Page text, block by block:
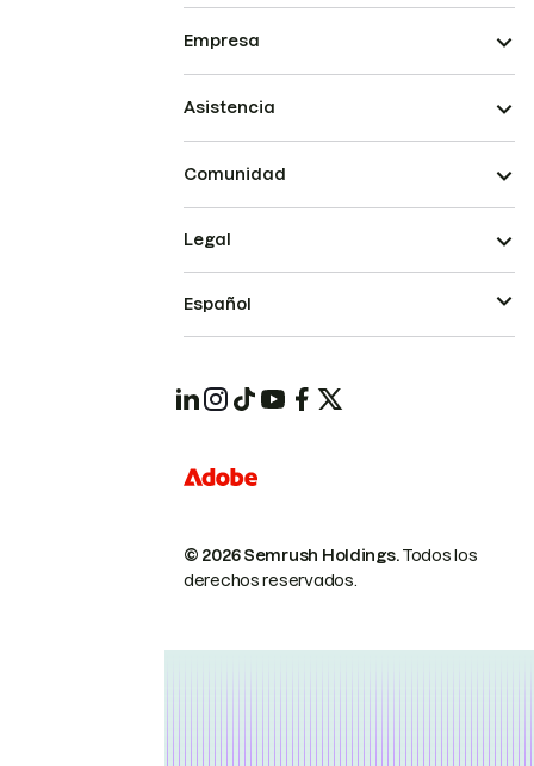
Empresa
Asistencia
Comunidad
© 2026 Semrush Holdings.Todos los
derechos reservados.
Legal
Español